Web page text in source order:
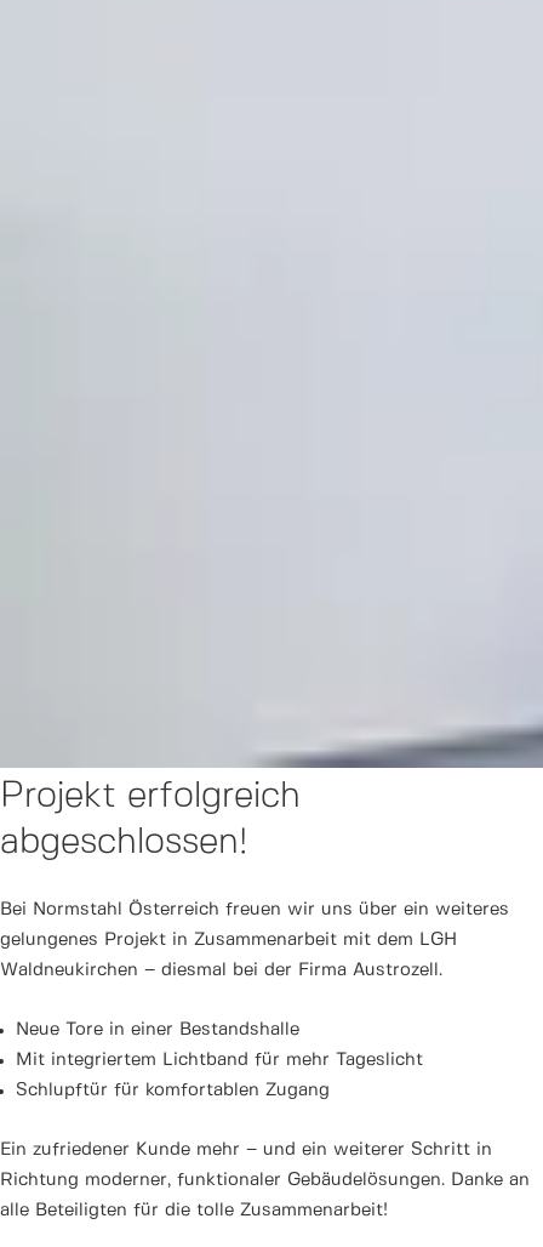
Projekt erfolgreich
abgeschlossen!
Bei Normstahl Österreich freuen wir uns über ein weiteres
gelungenes Projekt in Zusammenarbeit mit dem LGH
Waldneukirchen – diesmal bei der Firma Austrozell.
Neue Tore in einer Bestandshalle
Mit integriertem Lichtband für mehr Tageslicht
Schlupftür für komfortablen Zugang
Ein zufriedener Kunde mehr – und ein weiterer Schritt in
Richtung moderner, funktionaler Gebäudelösungen. Danke an
alle Beteiligten für die tolle Zusammenarbeit!